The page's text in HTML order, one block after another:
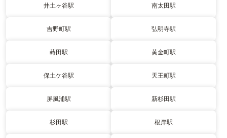
井土ヶ谷駅 南太田駅
吉野町駅 弘明寺駅
蒔田駅 黄金町駅
保土ケ谷駅 天王町駅
屏風浦駅 新杉田駅
杉田駅 根岸駅